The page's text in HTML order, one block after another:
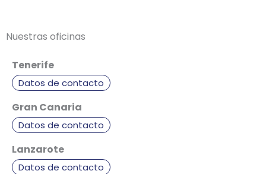
Nuestras oficinas
Tenerife
Datos de contacto
Gran Canaria
Datos de contacto
Lanzarote
Datos de contacto